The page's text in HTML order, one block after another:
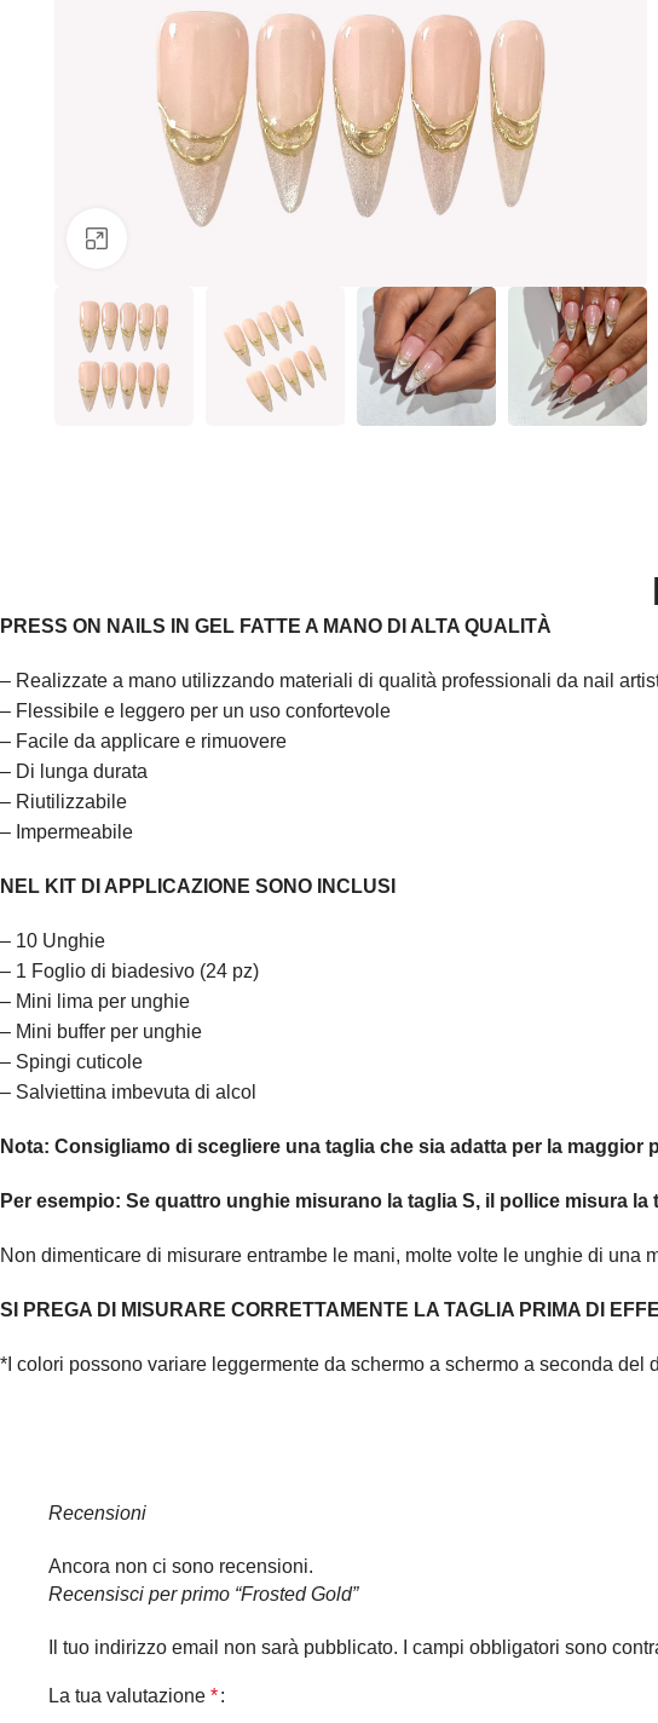
PRESS ON NAILS IN GEL FATTE A MANO DI ALTA QUALITÀ
– Realizzate a mano utilizzando materiali di qualità professionali da nail
– Flessibile e leggero per un uso confortevole
– Facile da applicare e rimuovere
– Di lunga durata
– Riutilizzabile
– Impermeabile
NEL KIT DI APPLICAZIONE SONO INCLUSI
– 10 Unghie
– 1 Foglio di biadesivo (24 pz)
– Mini lima per unghie
– Mini buffer per unghie
– Spingi cuticole
– Salviettina imbevuta di alcol
Nota: Consigliamo di scegliere una taglia che sia adatta per la maggior
Per esempio: Se quattro unghie misurano la taglia S, il pollice misura la
Non dimenticare di misurare entrambe le mani, molte volte le unghie di una
SI PREGA DI MISURARE CORRETTAMENTE LA TAGLIA PRIMA DI
*I colori possono variare leggermente da schermo a schermo a seconda del
Recensioni
Ancora non ci sono recensioni.
Recensisci per primo “Frosted Gold”
Il tuo indirizzo email non sarà pubblicato. I campi obbligatori sono
La tua valutazione *